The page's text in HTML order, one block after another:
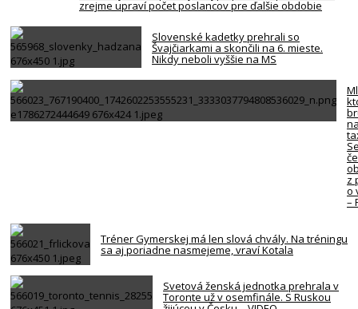
zrejme upraví počet poslancov pre ďalšie obdobie
Slovenské kadetky prehrali so
Švajčiarkami a skončili na 6. mieste.
Nikdy neboli vyššie na MS
z
o
–
Tréner Gymerskej má len slová chvály. Na tréningu
sa aj poriadne nasmejeme, vraví Kotala
Svetová ženská jednotka prehrala v
Toronte už v osemfinále. S Ruskou